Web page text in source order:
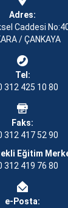
Adres:
Caddesi No:40
/ ÇANKAYA
Tel:
312 425 10 80
Faks:
312 417 52 90
Eğitim
312 419 76 80
e-Posta: